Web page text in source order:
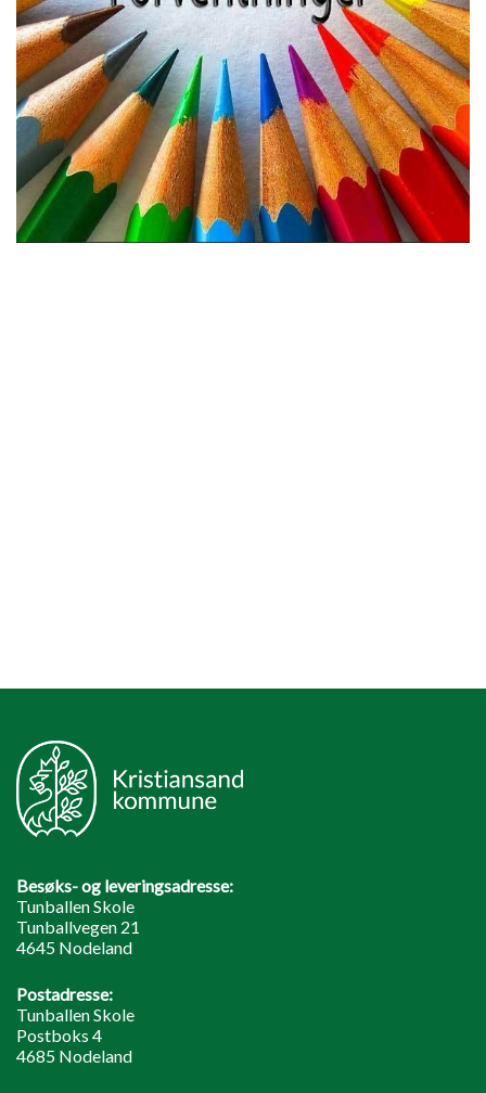
Besøks- og leveringsadresse:
Tunballen Skole
Tunballvegen 21
4645 Nodeland
Postadresse:
Tunballen Skole
Postboks 4
4685 Nodeland